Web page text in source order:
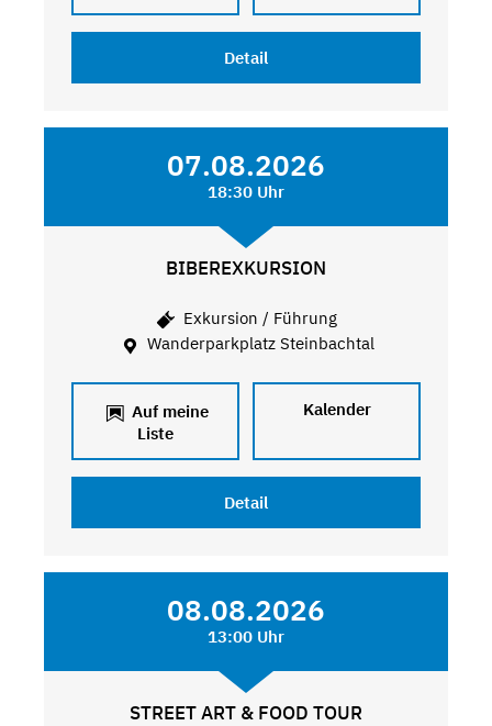
Detail
07.08.2026
18:30 Uhr
BIBEREXKURSION
Exkursion / Führung
Wanderparkplatz Steinbachtal
Auf meine
Liste
Kalender
Detail
08.08.2026
13:00 Uhr
STREET ART & FOOD TOUR